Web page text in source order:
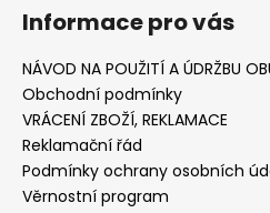
Informace pro vás
NÁVOD NA POUŽITÍ A ÚDRŽBU
Obchodní podmínky
VRÁCENÍ ZBOŽÍ, REKLAMACE
Reklamační řád
Podmínky ochrany osobních
Věrnostní program